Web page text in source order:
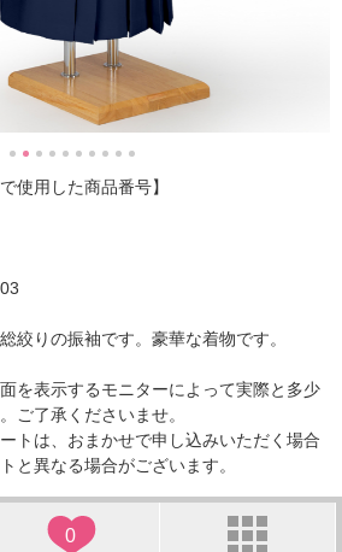
使用した商品番号】
絞りの振袖です。豪華な着物です。
を表示するモニターによって実際と多少
ご了承くださいませ。
トは、おまかせで申し込みいただく場合
と異なる場合がございます。
0